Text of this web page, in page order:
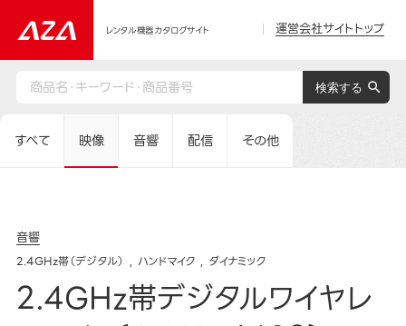
レンタル機器カタログサイト 運営会社サイトトップ
すべて 映像 音響 配信 その他
音響
2.4GHz帯（デジタル） ハンドマイク ダイナミック
2.4GHz帯デジタルワイヤレ